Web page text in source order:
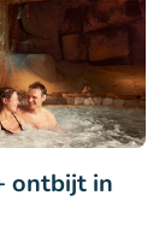
ontbijt in